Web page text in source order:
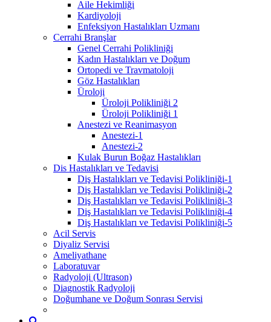
Aile Hekimliği
Kardiyoloji
Enfeksiyon Hastalıkları Uzmanı
Cerrahi Branşlar
Genel Cerrahi Polikliniği
Kadın Hastalıkları ve Doğum
Ortopedi ve Travmatoloji
Göz Hastalıkları
Üroloji
Üroloji Polikliniği 2
Üroloji Polikliniği 1
Anestezi ve Reanimasyon
Anestezi-1
Anestezi-2
Kulak Burun Boğaz Hastalıkları
Dis Hastalıkları ve Tedavisi
Diş Hastalıkları ve Tedavisi Polikliniği-1
Diş Hastalıkları ve Tedavisi Polikliniği-2
Diş Hastalıkları ve Tedavisi Polikliniği-3
Diş Hastalıkları ve Tedavisi Polikliniği-4
Diş Hastalıkları ve Tedavisi Polikliniği-5
Acil Servis
Diyaliz Servisi
Ameliyathane
Laboratuvar
Radyoloji (Ultrason)
Diagnostik Radyoloji
Doğumhane ve Doğum Sonrası Servisi